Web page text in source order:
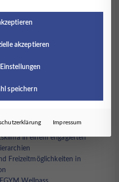
Partner:
und
in einem engagierten
Freizeitmöglichkeiten in
akzeptieren
speichern
Impressum